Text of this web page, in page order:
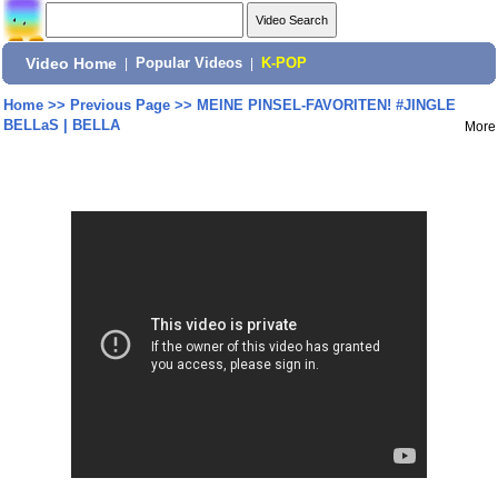
Video Home Popular Videos K-POP
Home>> Previous Page>> MEINE PINSEL-FAVORITEN! #JINGLE
BELLaS | BELLA
More